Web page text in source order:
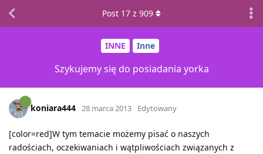
INNE Inne
Szykujemy się do posiadania yorka
Post 17 z 909
koniara444 28 marca 2013 Edytowany
[color=red]W tym temacie możemy pisać o naszych
radościach, oczekiwaniach i wątpliwościach związanych z